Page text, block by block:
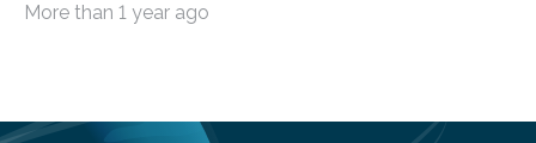
ECOTROPHELIAMit der Produktidee “Flexi-Nuggets”
Studierende der Lebensmittelwissenschaften und
More than 1 year ago